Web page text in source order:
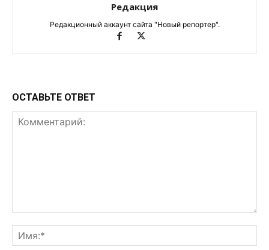
Редакция
Редакционный аккаунт сайта "Новый репортер".
ОСТАВЬТЕ ОТВЕТ